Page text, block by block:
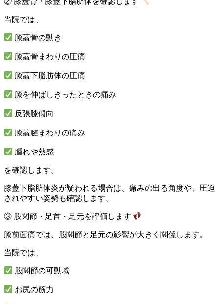
当院では、
膝蓋骨の動き
膝蓋骨まわりの圧痛
膝蓋下脂肪体の圧痛
膝を伸ばしきったときの痛み
反張膝傾向
膝蓋腱まわりの痛み
腫れや熱感
を確認します。
膝蓋下脂肪体炎が疑われる場合は、痛みの出る角度や、圧迫
されやすい姿勢も確認します。
③ 股関節・足首・足元を評価します
膝前面痛では、股関節と足元の影響が大きく関係します。
当院では、
股関節の可動域
お尻の筋力